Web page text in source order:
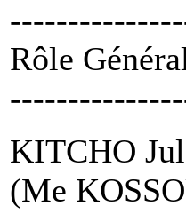
Rôle
KITCHO
(Me